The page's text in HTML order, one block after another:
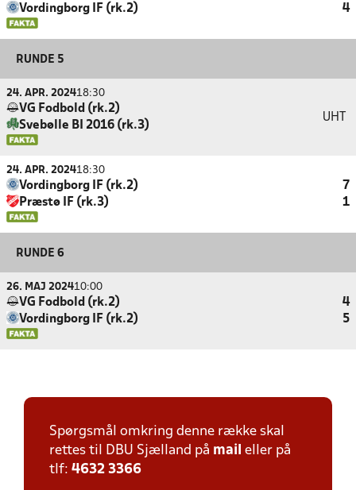
Vordingborg IF (rk.2) 4
RUNDE 5
24. APR. 202418:30
VG Fodbold (rk.2)
Svebølle BI 2016 (rk.3)
UHT
24. APR. 202418:30
Vordingborg IF (rk.2)
7
Præstø IF (rk.3)
1
RUNDE 6
26. MAJ 202410:00
VG Fodbold (rk.2)
4
Vordingborg IF (rk.2)
5
Spørgsmål omkring denne række skal
rettes til DBU Sjælland på mail eller på
tlf: 4632 3366